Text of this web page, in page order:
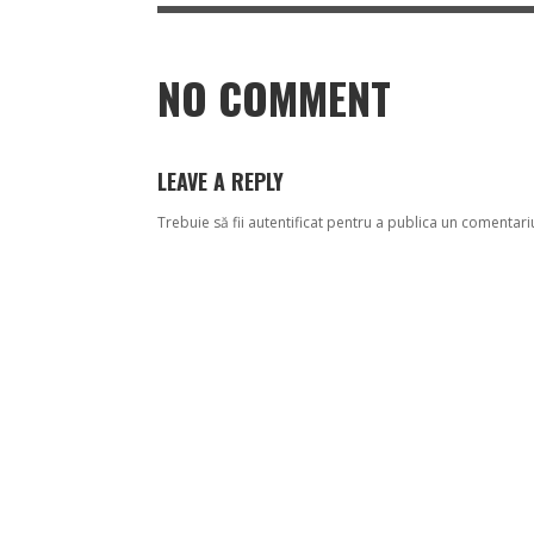
NO COMMENT
LEAVE A REPLY
Trebuie să fii autentificat pentru a publica un